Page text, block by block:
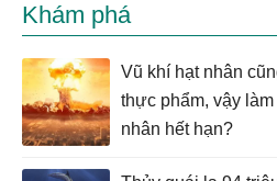
Khám phá
Vũ khí hạt nhân
thực phẩm, vậy
nhân hết hạn?